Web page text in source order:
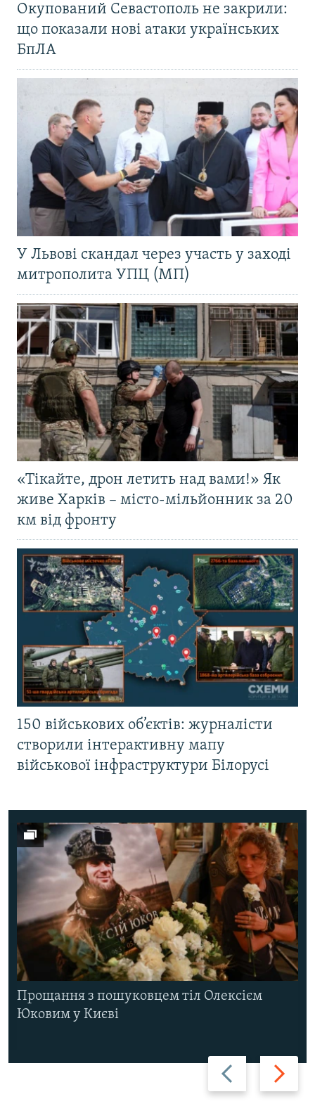
Окупований Севастополь не закрили:
що показали нові атаки українських
БпЛА
У Львові скандал через участь у заході
митрополита УПЦ (МП)
«Тікайте, дрон летить над вами!» Як
живе Харків – місто-мільйонник за 20
км від фронту
150 військових об’єктів: журналісти
створили інтерактивну мапу
військової інфраструктури Білорусі
Назад Вперед
Прощання з пошуковцем тіл Олексієм
Юковим у Києві